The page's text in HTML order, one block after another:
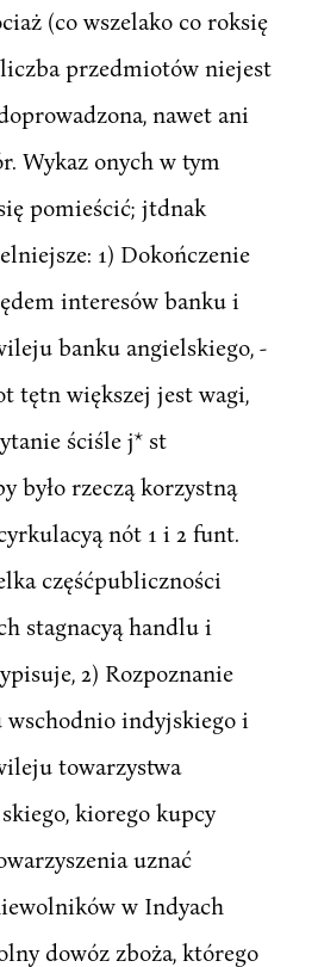
(co wszelako co roksię
przedmiotów niejest
nawet ani
Wykaz onych w tym
pomieścić; jtdnak
1) Dokończenie
interesów banku i
banku angielskiego, -
tętn większej jest wagi,
ściśle j* st
było rzeczą korzystną
nót 1 i 2 funt.
częśćpubliczności
stagnacyą handlu i
2) Rozpoznanie
indyjskiego i
towarzystwa
kiorego kupcy
uznać
w Indyach
dowóz zboża, którego